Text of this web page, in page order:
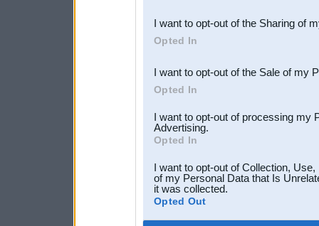
Downstream Participants
third parties.
I want to opt-out of the Sharing of
Opted In
I want to opt-out of the Sale of my
Opted In
I want to opt-out of processing my
Advertising.
Opted In
I want to opt-out of Collection,
of my Personal Data that Is
it was collected.
Opted Out